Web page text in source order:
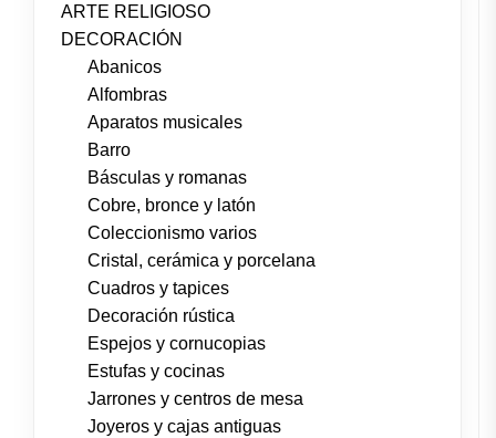
ARTE RELIGIOSO
DECORACIÓN
Abanicos
Alfombras
Aparatos musicales
Barro
Básculas y romanas
Cobre, bronce y latón
Coleccionismo varios
Cristal, cerámica y porcelana
Cuadros y tapices
Decoración rústica
Espejos y cornucopias
Estufas y cocinas
Jarrones y centros de mesa
Joyeros y cajas antiguas